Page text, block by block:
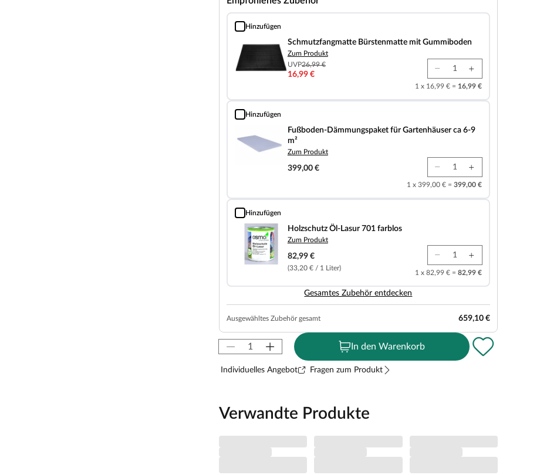
Hinzufügen
Schmutzfangmatte Bürstenmatte mit Gummiboden
Schmutzfangmatte Bürstenmatte mit Gummiboden
Zum Produkt
UVP26,99 €
16,99 €
1 x 16,99 € = 16,99 €
Hinzufügen
Fußboden-Dämmungspaket für Gartenhäuser ca 6-9 m²
Fußboden-Dämmungspaket für Gartenhäuser ca 6-9
m²
Zum Produkt
399,00 €
1 x 399,00 € = 399,00 €
Hinzufügen
Holzschutz Öl-Lasur 701 farblos
Holzschutz Öl-Lasur 701 farblos
Zum Produkt
82,99 €
(33,20 € / 1 Liter)
1 x 82,99 € = 82,99 €
Gesamtes Zubehör entdecken
Ausgewähltes Zubehör gesamt 659,10 €
In den Warenkorb
Individuelles Angebot Fragen zum Produkt
Verwandte Produkte